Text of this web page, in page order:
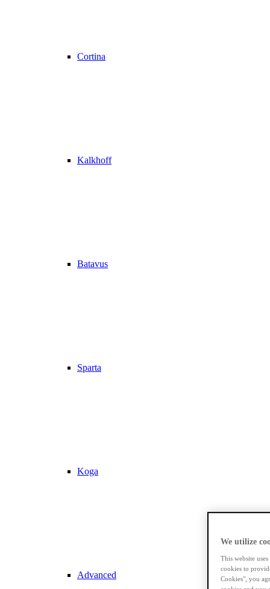
Cortina
Kalkhoff
Batavus
Sparta
Koga
Advanced
We utilize
This website
cookies to
Cookies", you